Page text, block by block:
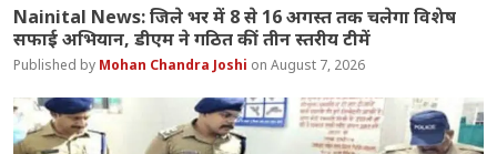
Nainital News: जिले भर में 8 से 16 अगस्त तक चलेगा विशेष
सफाई अभियान, डीएम ने गठित कीं तीन स्तरीय टीमें
Mohan Chandra Joshi August 7, 2026